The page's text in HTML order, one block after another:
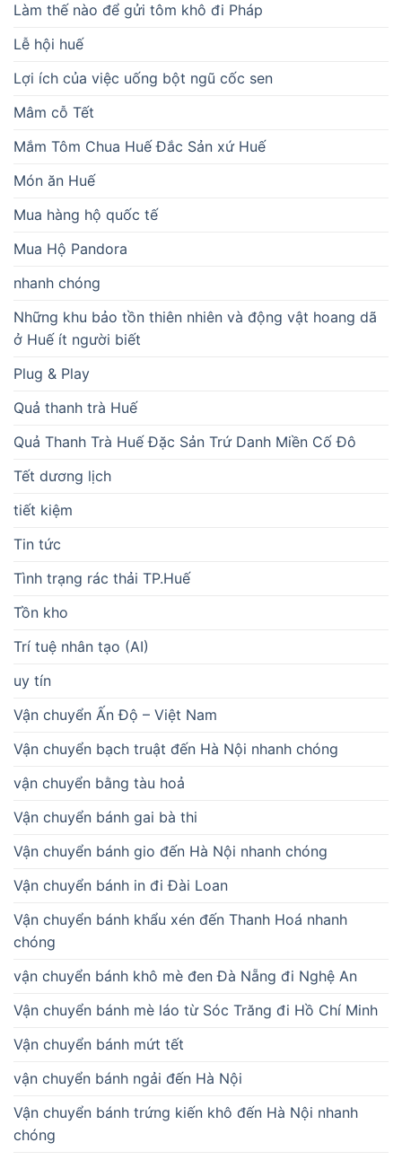
Làm thế nào để gửi tôm khô đi Pháp
Lễ hội huế
Lợi ích của việc uống bột ngũ cốc sen
Mâm cỗ Tết
Mắm Tôm Chua Huế Đắc Sản xứ Huế
Món ăn Huế
Mua hàng hộ quốc tế
Mua Hộ Pandora
nhanh chóng
Những khu bảo tồn thiên nhiên và động vật hoang dã
ở Huế ít người biết
Plug & Play
Quả thanh trà Huế
Quả Thanh Trà Huế Đặc Sản Trứ Danh Miền Cố Đô
Tết dương lịch
tiết kiệm
Tin tức
Tình trạng rác thải TP.Huế
Tồn kho
Trí tuệ nhân tạo (AI)
uy tín
Vận chuyển Ấn Độ – Việt Nam
Vận chuyển bạch truật đến Hà Nội nhanh chóng
vận chuyển bằng tàu hoả
Vận chuyển bánh gai bà thi
Vận chuyển bánh gio đến Hà Nội nhanh chóng
Vận chuyển bánh in đi Đài Loan
Vận chuyển bánh khẩu xén đến Thanh Hoá nhanh
chóng
vận chuyển bánh khô mè đen Đà Nẵng đi Nghệ An
Vận chuyển bánh mè láo từ Sóc Trăng đi Hồ Chí Minh
Vận chuyển bánh mứt tết
vận chuyển bánh ngải đến Hà Nội
Vận chuyển bánh trứng kiến khô đến Hà Nội nhanh
chóng